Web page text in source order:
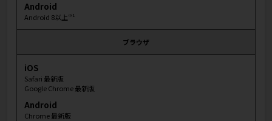
Android
Android 8以上 ※1
ブラウザ
iOS
Safari 最新版
Google Chrome 最新版
Android
Chrome 最新版